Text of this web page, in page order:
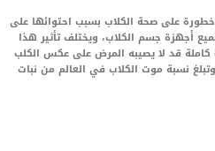
خطورة على صحة الكلاب بسبب احتوائها على
أجهزة جسم الكلاب، ويختلف تأثير هذا
كاملة قد لا يصيبه المرض على عكس الكلب
نسبة موت الكلاب في العالم من نبات